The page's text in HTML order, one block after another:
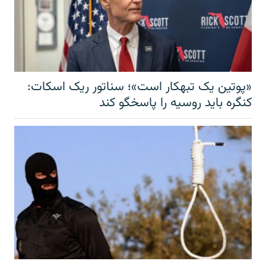
«پوتین یک تبهکار است»؛ سناتور ریک اسکات:
کنگره باید روسیه را پاسخگو کند